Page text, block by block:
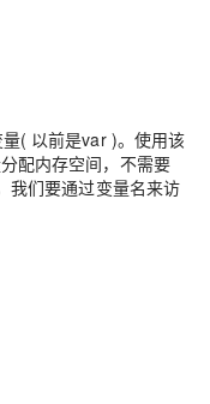
( 以前是var )。使用该
配内存空间，不需要
我们要通过变量名来访